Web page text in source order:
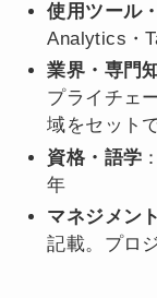
使用ツール
Analytics・
業界・専門
プライチェ
域をセット
資格・語学
年
マネジメン
記載。プロ